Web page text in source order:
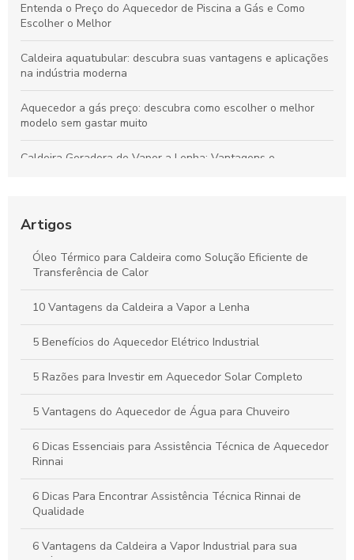
Entenda o Preço do Aquecedor de Piscina a Gás e Como
Escolher o Melhor
Caldeira aquatubular: descubra suas vantagens e aplicações
na indústria moderna
Aquecedor a gás preço: descubra como escolher o melhor
modelo sem gastar muito
Caldeira Geradora de Vapor a Lenha: Vantagens e
Práticas
Aquecedor para Água melhora eficiência e conforto em casa
Como garantir uma assistência eficaz para seu aquecedor a
gás
Artigos
Óleo Térmico para Caldeira como Solução Eficiente de
Transferência de Calor
10 Vantagens da Caldeira a Vapor a Lenha
5 Benefícios do Aquecedor Elétrico Industrial
5 Razões para Investir em Aquecedor Solar Completo
5 Vantagens do Aquecedor de Água para Chuveiro
6 Dicas Essenciais para Assistência Técnica de Aquecedor
Rinnai
6 Dicas Para Encontrar Assistência Técnica Rinnai de
Qualidade
6 Vantagens da Caldeira a Vapor Industrial para sua